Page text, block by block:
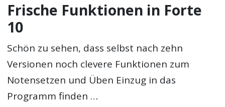
Frische Funktionen in Forte
10
Schön zu sehen, dass selbst nach zehn
Versionen noch clevere Funktionen zum
Notensetzen und Üben Einzug in das
Programm finden …